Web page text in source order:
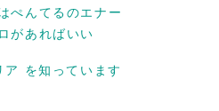
READ MORE
ぺんてるのエナー
があればいい
を知っています